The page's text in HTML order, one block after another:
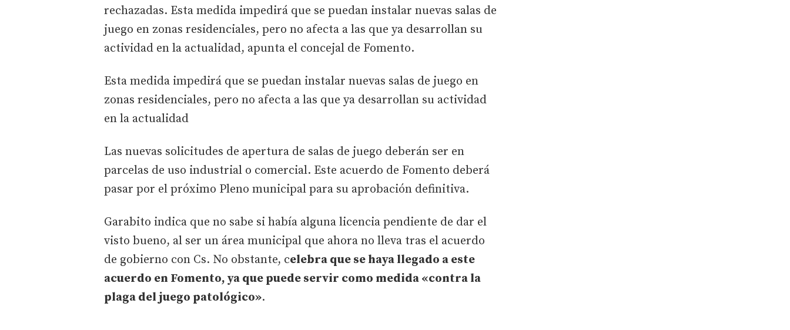
rechazadas. Esta medida impedirá que se puedan instalar nuevas salas de
juego en zonas residenciales, pero no afecta a las que ya desarrollan su
actividad en la actualidad, apunta el concejal de Fomento.
Esta medida impedirá que se puedan instalar nuevas salas de juego en
zonas residenciales, pero no afecta a las que ya desarrollan su actividad
en la actualidad
Las nuevas solicitudes de apertura de salas de juego deberán ser en
parcelas de uso industrial o comercial. Este acuerdo de Fomento deberá
pasar por el próximo Pleno municipal para su aprobación definitiva.
Garabito indica que no sabe si había alguna licencia pendiente de dar el
visto bueno, al ser un área municipal que ahora no lleva tras el acuerdo
de gobierno con Cs. No obstante, celebra que se haya llegado a este
acuerdo en Fomento, ya que puede servir como medida «contra la
plaga del juego patológico».